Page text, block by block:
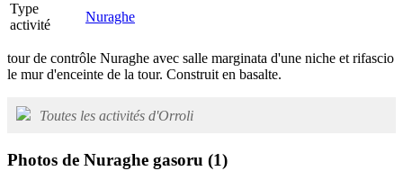
Type
activité
Nuraghe
tour de contrôle Nuraghe avec salle marginata d'une niche et rifascio
le mur d'enceinte de la tour. Construit en basalte.
Toutes les activités d'Orroli
Photos de Nuraghe gasoru (1)